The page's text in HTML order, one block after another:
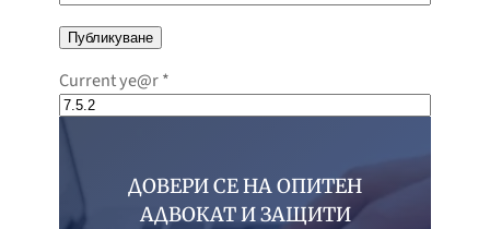
Current ye@r*
ДОВЕРИ СЕ НА ОПИТЕН
АДВОКАТ И ЗАЩИТИ